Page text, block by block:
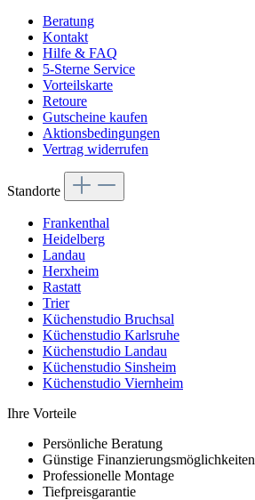
Beratung
Kontakt
Hilfe & FAQ
5-Sterne Service
Vorteilskarte
Retoure
Gutscheine kaufen
Aktionsbedingungen
Vertrag widerrufen
Standorte
Frankenthal
Heidelberg
Landau
Herxheim
Rastatt
Trier
Küchenstudio Bruchsal
Küchenstudio Karlsruhe
Küchenstudio Landau
Küchenstudio Sinsheim
Küchenstudio Viernheim
Ihre Vorteile
Persönliche Beratung
Günstige Finanzierungsmöglichkeiten
Professionelle Montage
Tiefpreisgarantie